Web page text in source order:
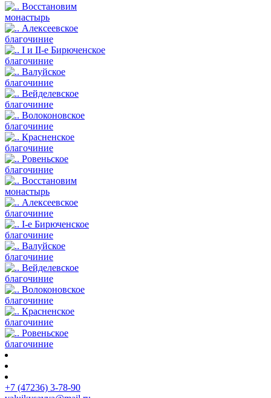
Восстановим
монастырь
Алексеевское
благочиние
I и II-е Бирюченское
благочиние
Валуйское
благочиние
Вейделевское
благочиние
Волоконовское
благочиние
Красненское
благочиние
Ровеньское
благочиние
Восстановим
монастырь
Алексеевское
благочиние
I-е Бирюченское
благочиние
Валуйское
благочиние
Вейделевское
благочиние
Волоконовское
благочиние
Красненское
благочиние
Ровеньское
благочиние
+7 (47236) 3-78-90